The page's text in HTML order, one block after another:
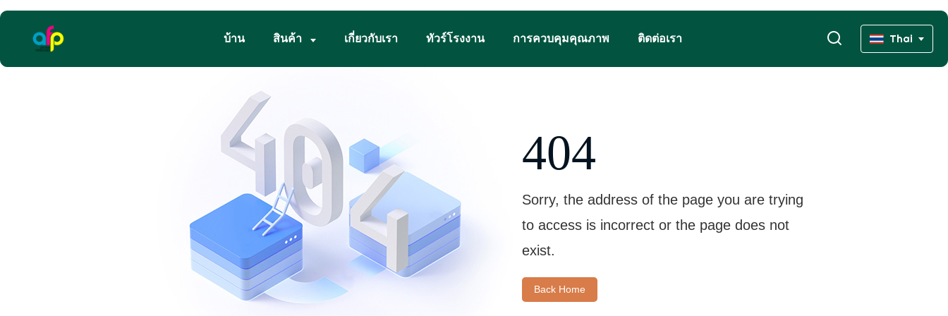
บ้าน สินค้า เกี่ยวกับเรา ทัวร์โรงงาน การควบคุมคุณภาพ ติดต่อเรา Thai
404
Sorry, the address of the page you are trying
to access is incorrect or the page does not
exist.
Back Home